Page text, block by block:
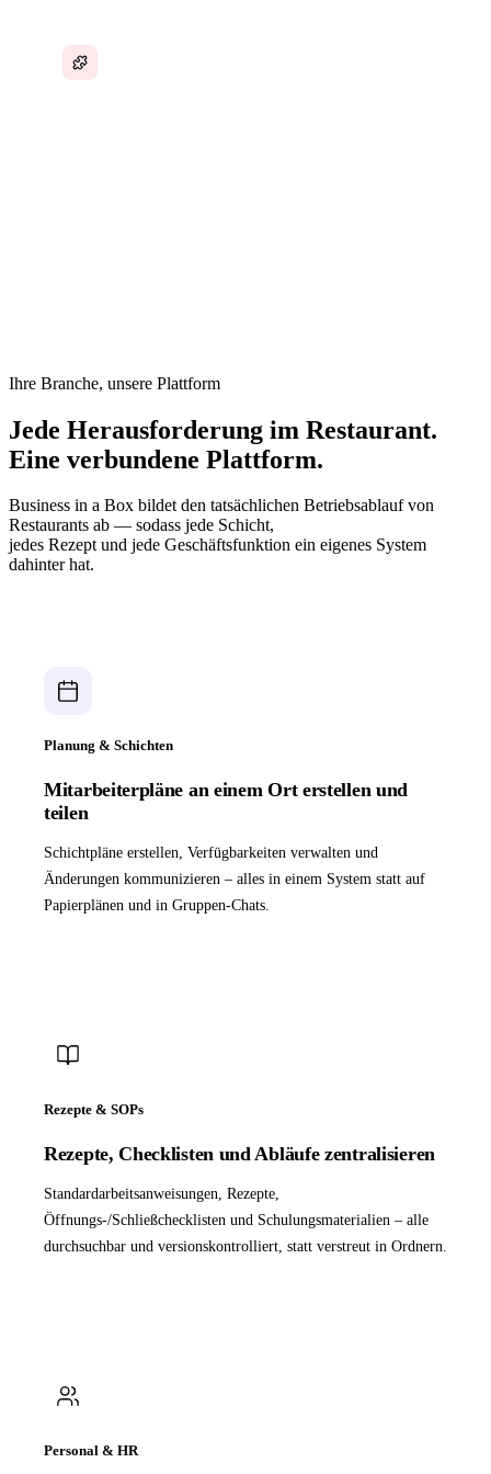
Ihre Branche, unsere Plattform
Jede Herausforderung im Restaurant.
Eine verbundene Plattform.
Business in a Box bildet den tatsächlichen Betriebsablauf von
Restaurants ab — sodass jede Schicht,
jedes Rezept und jede Geschäftsfunktion ein eigenes System
dahinter hat.
Planung & Schichten
Mitarbeiterpläne an einem Ort erstellen und
teilen
Schichtpläne erstellen, Verfügbarkeiten verwalten und
Änderungen kommunizieren – alles in einem System statt auf
Papierplänen und in Gruppen-Chats.
Rezepte & SOPs
Rezepte, Checklisten und Abläufe zentralisieren
Standardarbeitsanweisungen, Rezepte,
Öffnungs-/Schließchecklisten und Schulungsmaterialien – alle
durchsuchbar und versionskontrolliert, statt verstreut in Ordnern.
Personal & HR